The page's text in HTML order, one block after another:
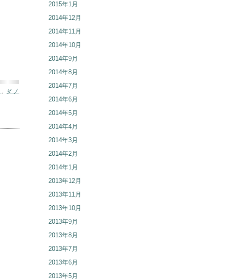
ダブ
2015年1月
2014年12月
2014年11月
2014年10月
2014年9月
2014年8月
2014年7月
2014年6月
2014年5月
2014年4月
2014年3月
2014年2月
2014年1月
2013年12月
2013年11月
2013年10月
2013年9月
2013年8月
2013年7月
2013年6月
2013年5月